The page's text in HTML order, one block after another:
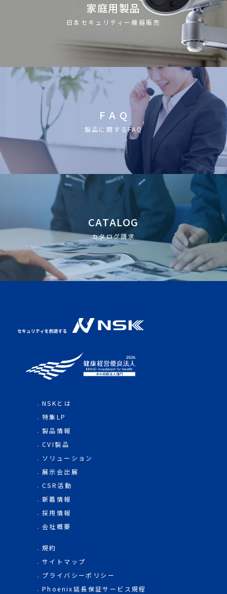
家庭用製品
日本セキュリティー機器販売
F A Q
製品に関するFAQ
CATALOG
カタログ請求
NSKとは
特集LP
製品情報
CVI製品
ソリューション
展示会出展
CSR活動
新着情報
採用情報
会社概要
規約
サイトマップ
プライバシーポリシー
Phoenix延長保証サービス規程